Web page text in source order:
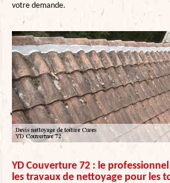
votre demande.
YD Couverture 72 : le
les travaux de nettoyage pour les